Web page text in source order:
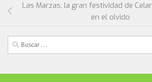
Las Marzas, la gran festividad de
en el olvido
Buscar: